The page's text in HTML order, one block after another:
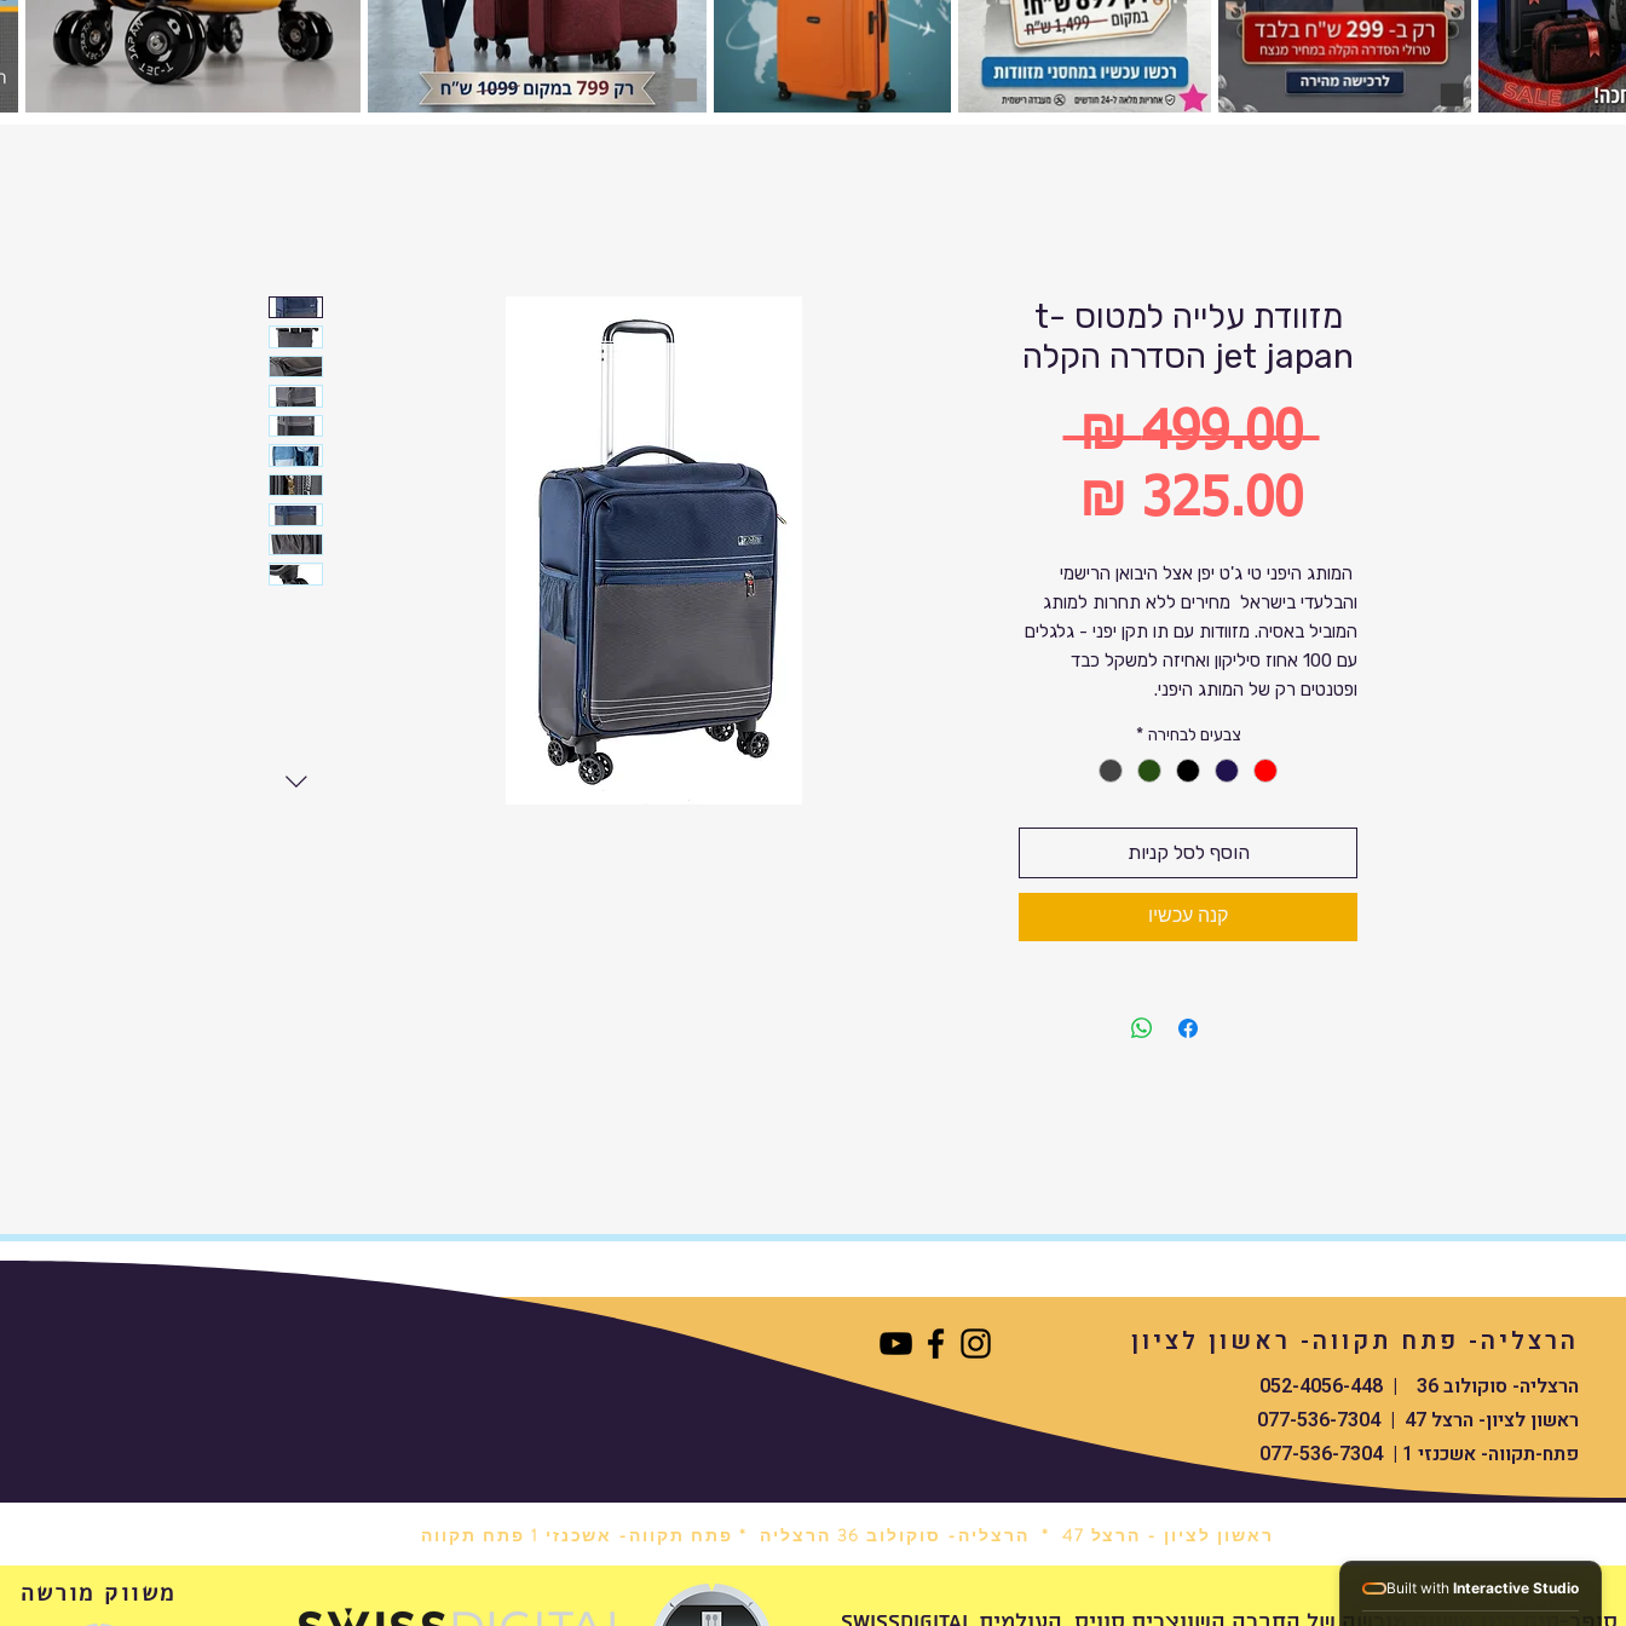
מזוודת עלייה למטוס t-
jet japan הסדרה הקלה
‏499.00 ‏₪
מחיר
רגיל
‏325.00 ‏₪
מחיר
מבצע
המותג היפני טי ג'ט יפן אצל היבואן הרישמי
והבלעדי בישראל מחירים ללא תחרות למותג
המוביל באסיה. מזוודות עם תו תקן יפני - גלגלים
עם 100 אחוז סיליקון ואחיזה למשקל כבד
ופטנטים רק של המותג היפני.
להזמנות ולהתרשמות יש להגיע לסניפים
צבעים לבחירה *
הוסף לסל קניות
קנה עכשיו
הרצליה- פתח תקווה- ראשון לציון
הרצליה- סוקולוב 36 | 052-4056-448
ראשון לציון- הרצל 47 | 077-536-7304
פתח-תקווה- אשכנזי 1 | 077-536-7304
ראשון לציון - הרצל 47 * הרצליה- סוקולוב 36 הרצליה * פתח תקווה- אשכנזי 1 פתח תקווה
משווק מורשה Built with Interactive Studio